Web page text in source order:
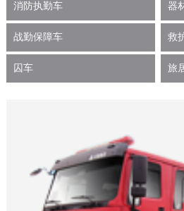
消防执勤车 器
战勤保障车 救
囚车 旅